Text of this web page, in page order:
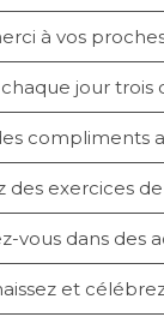
à vos
chaque jour trois
compliments
des exercices
vous dans des
et